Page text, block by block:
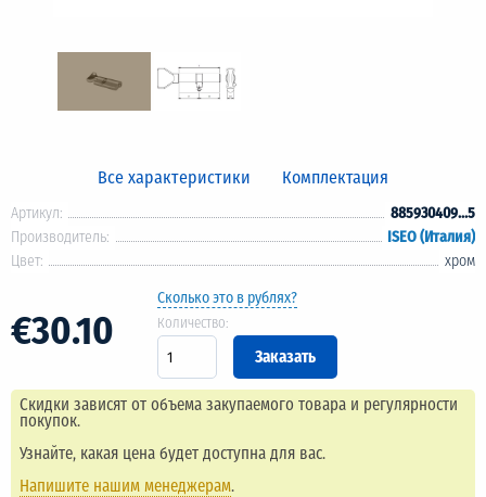
Все характеристики Комплектация
Артикул:
885930409...5
Производитель:
ISEO (Италия)
Цвет:
хром
€30.10
Сколько это в рублях?
Количество:
Скидки зависят от объема закупаемого товара и регулярности
покупок.
Узнайте, какая цена будет доступна для вас.
Напишите нашим менеджерам.